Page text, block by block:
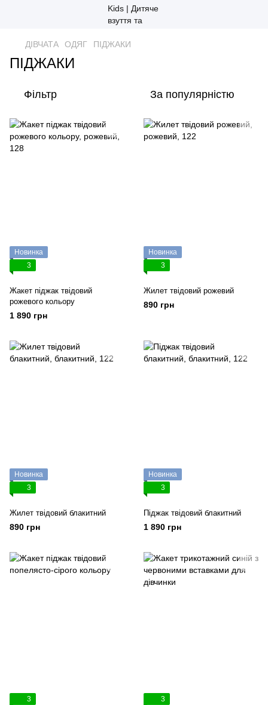
ДІВЧАТА ОДЯГ ПІДЖАКИ
ПІДЖАКИ
Фільтр За популярністю
Новинка
3
Жакет піджак твідовий
рожевого кольору
1 890 грн
Новинка
3
Жилет твідовий рожевий
890 грн
Новинка
3
Жилет твідовий блакитний
890 грн
Новинка
3
Піджак твідовий блакитний
1 890 грн
3 3